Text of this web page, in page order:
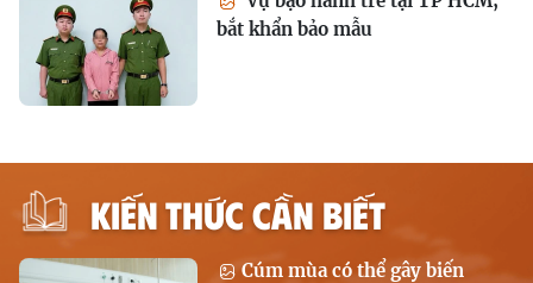
bắt khẩn bảo mẫu
KIẾN THỨC CẦN BIẾT
Cúm mùa có thể gây biến